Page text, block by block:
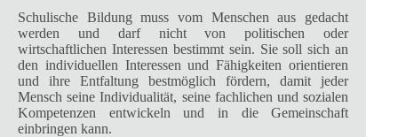
Schulische Bildung muss vom Menschen aus gedacht
werden und darf nicht von politischen oder
wirtschaftlichen Interessen bestimmt sein. Sie soll sich an
den individuellen Interessen und Fähigkeiten orientieren
und ihre Entfaltung bestmöglich fördern, damit jeder
Mensch seine Individualität, seine fachlichen und sozialen
Kompetenzen entwickeln und in die Gemeinschaft
einbringen kann.